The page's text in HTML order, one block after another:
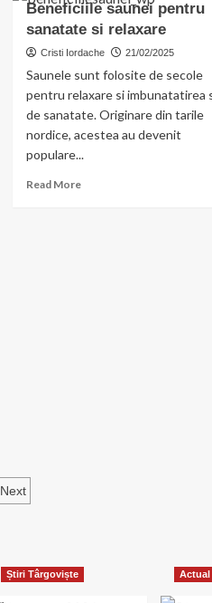
cel
mai
longeviv
pentru
copii
–
alegere
echilibrată
pentru
dezvoltarea
Beneficiile saunei pentru
sanatate si relaxare
Cristi Iordache 21/02/2025
Saunele sunt folosite de secole
pentru relaxare si imbunatatirea
de sanatate. Originare din tarile
nordice, acestea au devenit
populare...
Read MoreRead
Next
Știri Târgoviște Actual